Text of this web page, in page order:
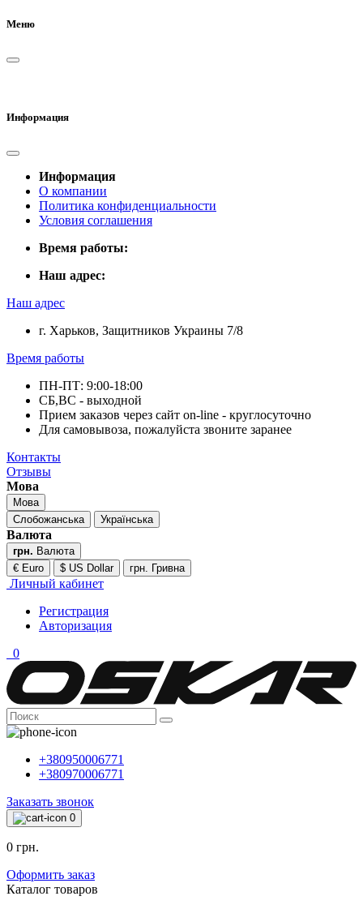
Меню
Информация
Информация
О компании
Политика конфиденциальности
Условия соглашения
Время работы:
Наш адрес:
Наш адрес
г. Харьков, Защитников Украины 7/8
Время работы
ПН-ПТ: 9:00-18:00
СБ,ВС - выходной
Прием заказов через сайт on-line - круглосуточно
Для самовывоза, пожалуйста звоните заранее
Контакты
Отзывы
Мова
Мова
Слобожанська
Українська
Валюта
грн. Валюта
€ Euro
$ US Dollar грн. Гривна
Личный кабинет
Регистрация
Авторизация
0
+380950006771
+380970006771
Заказать звонок
0
0 грн.
Оформить заказ
Каталог товаров